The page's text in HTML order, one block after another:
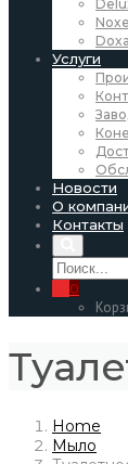
Doxa
Услуги
Новости
О
Контакты
0
Home
Мыло